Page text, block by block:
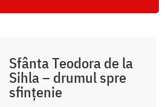
Sfânta Teodora de la
Sihla – drumul spre
sfințenie